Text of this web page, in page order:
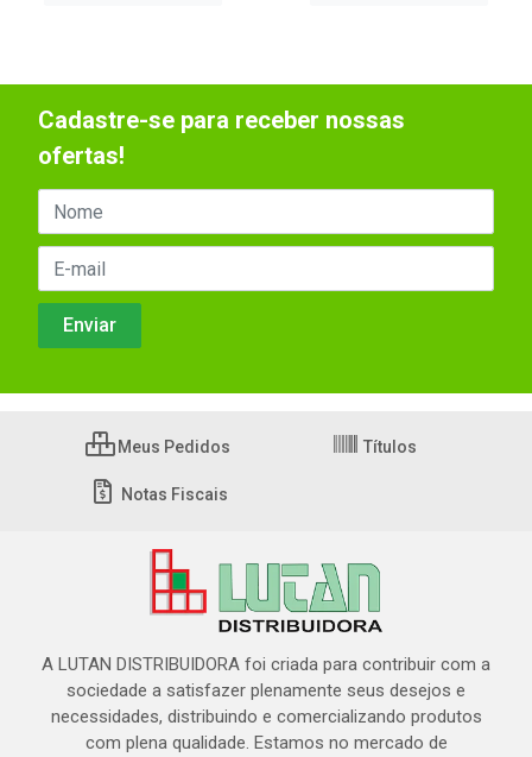
Cadastre-se para receber nossas
ofertas!
Meus Pedidos Títulos
Notas Fiscais
A LUTAN DISTRIBUIDORA foi criada para contribuir com a
sociedade a satisfazer plenamente seus desejos e
necessidades, distribuindo e comercializando produtos
com plena qualidade. Estamos no mercado de